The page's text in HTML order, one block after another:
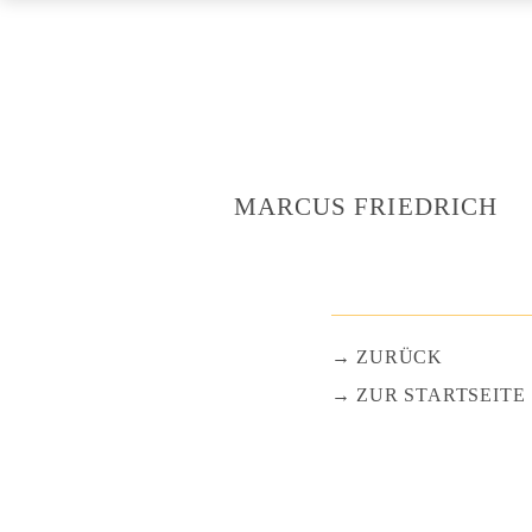
MARCUS FRIEDRICH
ZURÜCK
ZUR STARTSEITE